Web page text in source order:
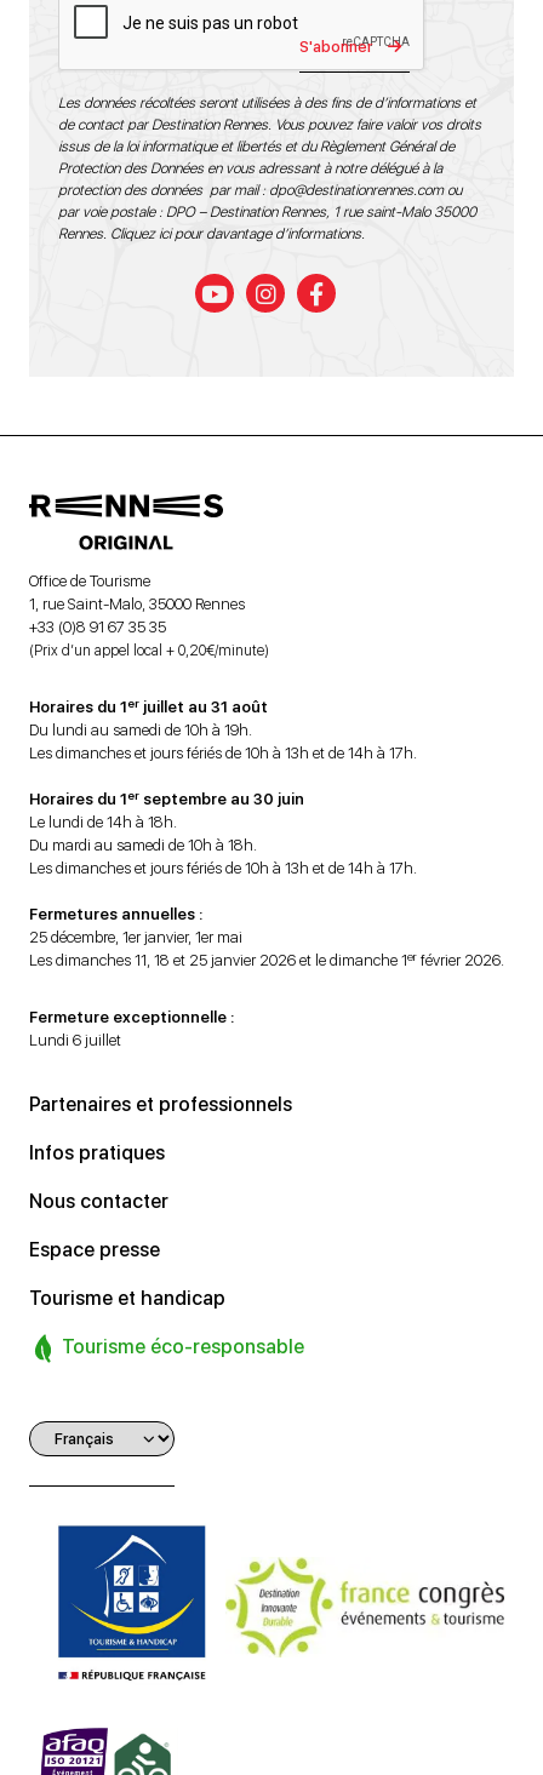
S'abonner
Les données récoltées seront utilisées à des fins de d’informations et
de contact par Destination Rennes. Vous pouvez faire valoir vos droits
issus de la loi informatique et libertés et du Règlement Général de
Protection des Données en vous adressant à notre délégué à la
protection des données par mail : dpo@destinationrennes.comou
par voie postale : DPO – Destination Rennes, 1 rue saint-Malo 35000
Rennes. Cliquez ici pour davantage d’informations.
Office de Tourisme
1, rue Saint-Malo, 35000 Rennes
+33 (0)8 91 67 35 35
(Prix d’un appel local + 0,20€/minute)
Horaires du 1er juillet au 31 août
Du lundi au samedi de 10h à 19h.
Les dimanches et jours fériés de 10h à 13h et de 14h à 17h.
Horaires du 1er septembre au 30 juin
Le lundi de 14h à 18h.
Du mardi au samedi de 10h à 18h.
Les dimanches et jours fériés de 10h à 13h et de 14h à 17h.
Fermetures annuelles :
25 décembre, 1er janvier, 1er mai
Les dimanches 11, 18 et 25 janvier 2026 et le dimanche 1er février 2026.
Fermeture exceptionnelle :
Lundi 6 juillet
Partenaires et professionnels
Infos pratiques
Nous contacter
Espace presse
Tourisme et handicap
Tourisme éco-responsable